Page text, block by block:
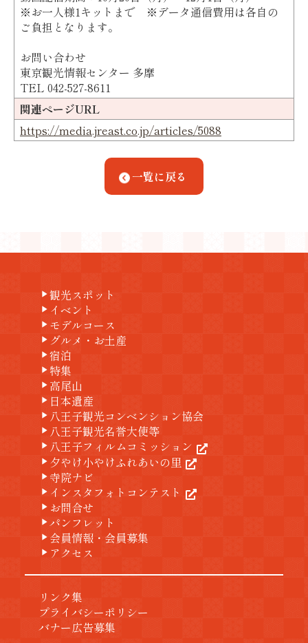
※お一人様1キットまで ※データ通信費用は各自の
ご負担となります。
お問い合わせ
東京観光情報センター 多摩
TEL 042-527-8611
関連ページURL
https://media.jreast.co.jp/articles/5088
一覧に戻る
play_arrow観光スポット
play_arrow イベント
play_arrow モデルコース
play_arrow グルメ・お土産
play_arrow宿泊
play_arrow 特集
play_arrow 高尾山
play_arrow 日本遺産
play_arrow 八王子観光コンベンション協会
play_arrow 八王子観光名誉大使等
play_arrow 八王子フィルムコミッション
play_arrow 夕やけ小やけふれあいの里
play_arrow 寺院ナビ
play_arrow インスタフォトコンテスト
play_arrow お問合せ
play_arrowパンフレット
play_arrow 会員情報・会員募集
play_arrow アクセス
リンク集
プライバシーポリシー
バナー広告募集